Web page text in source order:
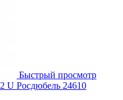
Быстрый просмотр
U Росдюбель 24610